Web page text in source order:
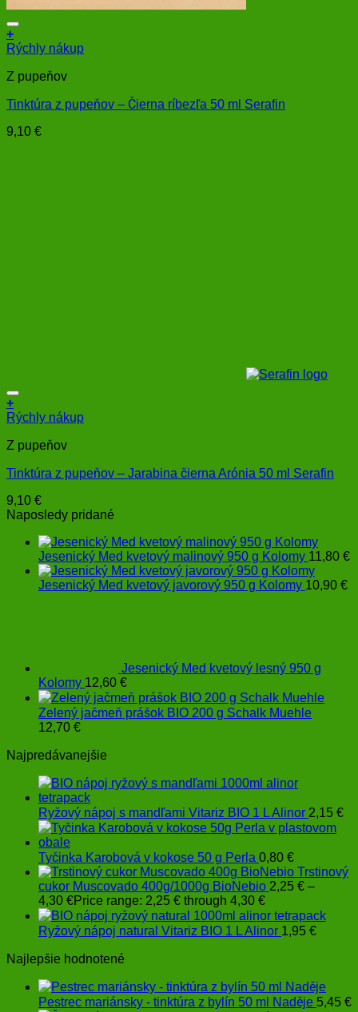
+
Rýchly nákup
Z pupeňov
Tinktúra z pupeňov – Čierna ríbezľa 50 ml Serafin
9,10 €
+
Rýchly nákup
Z pupeňov
Tinktúra z pupeňov – Jarabina čierna Arónia 50 ml Serafin
9,10 €
Naposledy pridané
Jesenický Med kvetový malinový 950 g Kolomy 11,80 €
Jesenický Med kvetový javorový 950 g Kolomy 10,90 €
Jesenický Med kvetový lesný 950 g
Kolomy 12,60 €
Zelený jačmeň prášok BIO 200 g Schalk Muehle
12,70 €
Najpredávanejšie
Ryžový nápoj s mandľami Vitariz BIO 1 L Alinor 2,15 €
Tyčinka Karobová v kokose 50 g Perla 0,80 €
Trstinový
cukor Muscovado 400g/1000g BioNebio 2,25 € –
4,30 €Price range: 2,25 € through 4,30 €
Ryžový nápoj natural Vitariz BIO 1 L Alinor 1,95 €
Najlepšie hodnotené
Pestrec mariánsky - tinktúra z bylín 50 ml Naděje 5,45 €